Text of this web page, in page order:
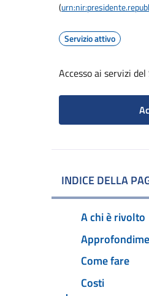
(
Servizio attivo
Accesso ai servizi
INDICE DELLA
A chi è rivolto
Come fare
Costi